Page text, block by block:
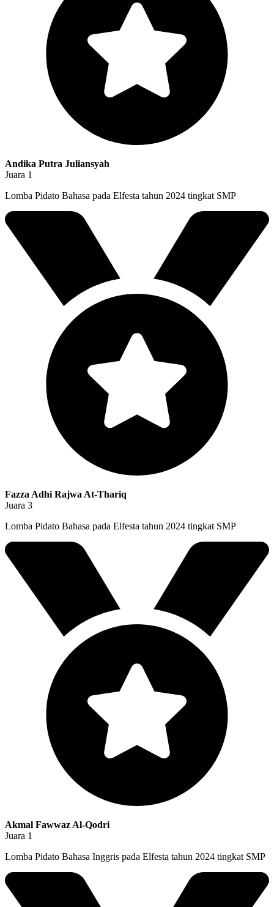
Andika Putra Juliansyah
Juara 1
Lomba Pidato Bahasa pada Elfesta tahun 2024 tingkat SMP
Fazza Adhi Rajwa At-Thariq
Juara 3
Lomba Pidato Bahasa pada Elfesta tahun 2024 tingkat SMP
Akmal Fawwaz Al-Qodri
Juara 1
Lomba Pidato Bahasa Inggris pada Elfesta tahun 2024 tingkat SMP